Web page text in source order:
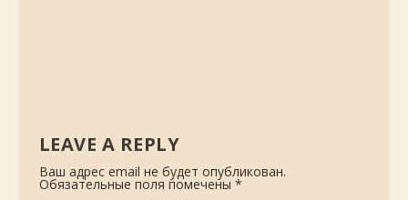
LEAVE A REPLY
Ваш адрес email не будет опубликован.
Обязательные поля помечены *